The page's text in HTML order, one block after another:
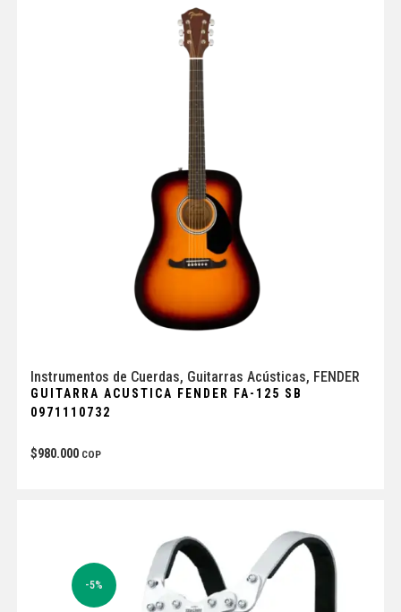
Instrumentos de Cuerdas, Guitarras Acústicas, FENDER
GUITARRA ACUSTICA FENDER FA-125 SB
0971110732
$980.000 COP
-5%